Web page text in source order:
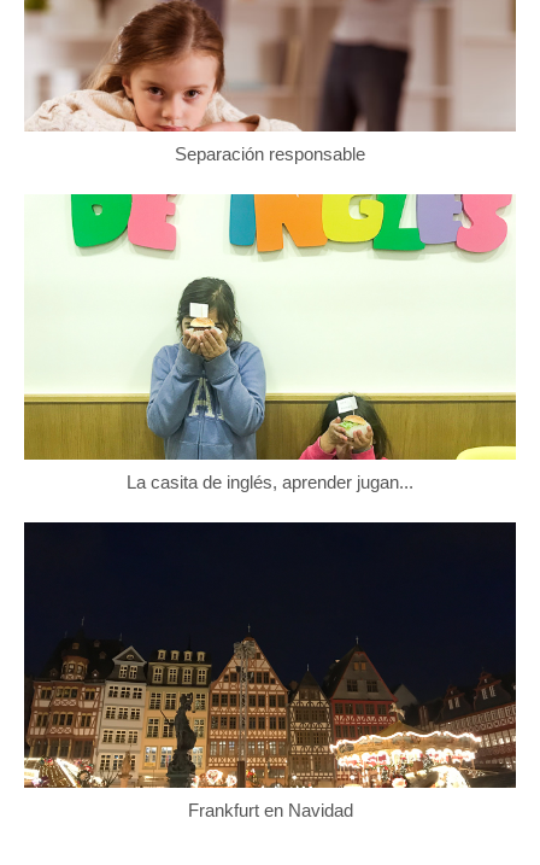
Separación responsable
La casita de inglés, aprender jugan...
Frankfurt en Navidad